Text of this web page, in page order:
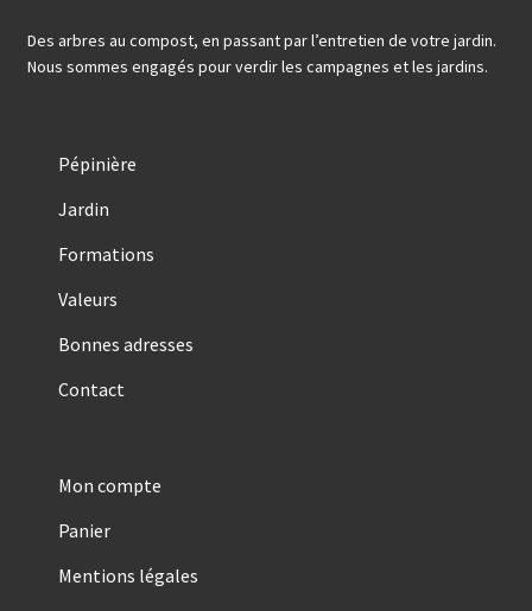
Des arbres au compost, en passant par l’entretien de votre jardin.
Nous sommes engagés pour verdir les campagnes et les jardins.
Pépinière
Jardin
Formations
Valeurs
Bonnes adresses
Contact
Mon compte
Panier
Mentions légales